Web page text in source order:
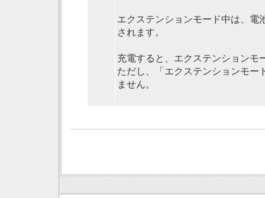
エクステンションモード中は、電
されます。
充電すると、エクステンションモ
ただし、「エクステンションモー
ません。